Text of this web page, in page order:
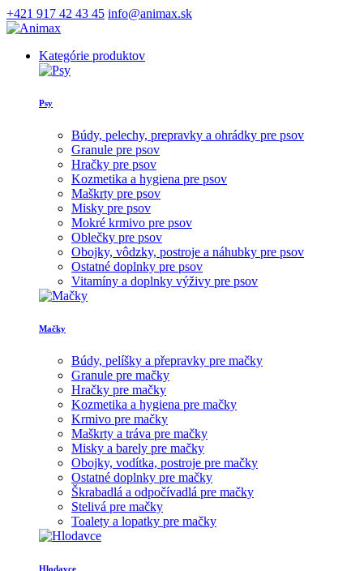
+421 917 42 43 45 info@animax.sk
Kategórie produktov
Psy
Búdy, pelechy, prepravky a ohrádky pre psov
Granule pre psov
Hračky pre psov
Kozmetika a hygiena pre psov
Maškrty pre psov
Misky pre psov
Mokré krmivo pre psov
Oblečky pre psov
Obojky, vôdzky, postroje a náhubky pre psov
Ostatné doplnky pre psov
Vitamíny a doplnky výživy pre psov
Mačky
Búdy, pelíšky a přepravky pre mačky
Granule pre mačky
Hračky pre mačky
Kozmetika a hygiena pre mačky
Krmivo pre mačky
Maškrty a tráva pre mačky
Misky a barely pre mačky
Obojky, vodítka, postroje pre mačky
Ostatné doplnky pre mačky
Škrabadlá a odpočívadlá pre mačky
Stelivá pre mačky
Toalety a lopatky pre mačky
Hlodavce